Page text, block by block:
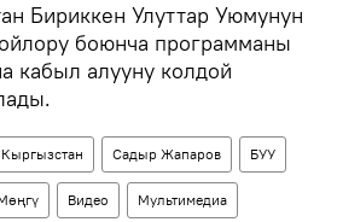
Бириккен Улуттар Уюмунун
боюнча программаны
кабыл алууну колдой
Кыргызстан Садыр Жапаров БУУ
Видео Мультимедиа